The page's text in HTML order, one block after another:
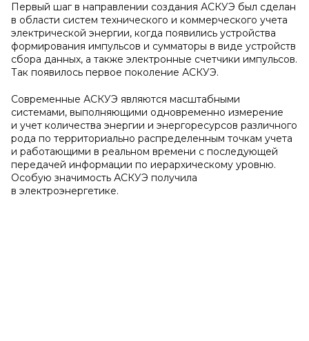
Первый шаг в направлении создания АСКУЭ был сделан
в области систем технического и коммерческого учета
электрической энергии, когда появились устройства
формирования импульсов и сумматоры в виде устройств
сбора данных, а также электронные счетчики импульсов.
Так появилось первое поколение АСКУЭ.
Современные АСКУЭ являются масштабными
системами, выполняющими одновременно измерение
и учет количества энергии и энергоресурсов различного
рода по территориально распределенным точкам учета
и работающими в реальном времени с последующей
передачей информации по иерархическому уровню.
Особую значимость АСКУЭ получила
в электроэнергетике.